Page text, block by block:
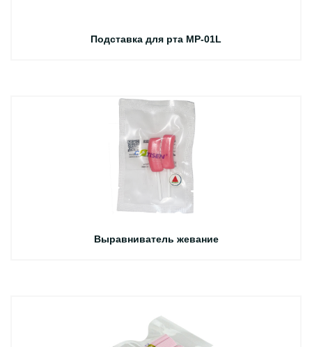
Подставка для рта MP-01L
Выравниватель жевание